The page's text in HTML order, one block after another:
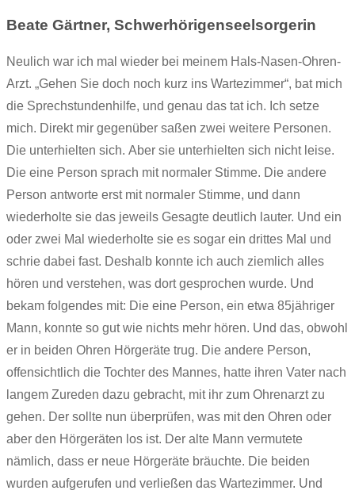
Beate Gärtner, Schwerhörigenseelsorgerin
Neulich war ich mal wieder bei meinem Hals-Nasen-Ohren-
Arzt. „Gehen Sie doch noch kurz ins Wartezimmer“, bat mich
die Sprechstundenhilfe, und genau das tat ich. Ich setze
mich. Direkt mir gegenüber saßen zwei weitere Personen.
Die unterhielten sich. Aber sie unterhielten sich nicht leise.
Die eine Person sprach mit normaler Stimme. Die andere
Person antworte erst mit normaler Stimme, und dann
wiederholte sie das jeweils Gesagte deutlich lauter. Und ein
oder zwei Mal wiederholte sie es sogar ein drittes Mal und
schrie dabei fast. Deshalb konnte ich auch ziemlich alles
hören und verstehen, was dort gesprochen wurde. Und
bekam folgendes mit: Die eine Person, ein etwa 85jähriger
Mann, konnte so gut wie nichts mehr hören. Und das, obwohl
er in beiden Ohren Hörgeräte trug. Die andere Person,
offensichtlich die Tochter des Mannes, hatte ihren Vater nach
langem Zureden dazu gebracht, mit ihr zum Ohrenarzt zu
gehen. Der sollte nun überprüfen, was mit den Ohren oder
aber den Hörgeräten los ist. Der alte Mann vermutete
nämlich, dass er neue Hörgeräte bräuchte. Die beiden
wurden aufgerufen und verließen das Wartezimmer. Und